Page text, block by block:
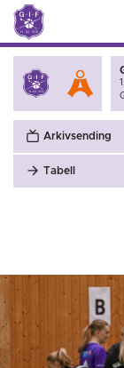
Arkivsending
Tabell